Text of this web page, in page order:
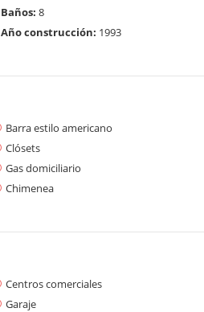
Baños: 8
Año construcción: 1993
Barra estilo americano
Clósets
Gas domiciliario
Chimenea
Centros comerciales
Garaje